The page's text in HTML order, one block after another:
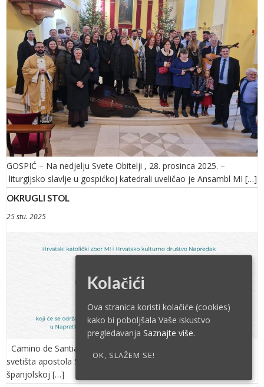
GOSPIĆ – Na nedjelju Svete Obitelji , 28. prosinca 2025. –
liturgijsko slavlje u gospićkoj katedrali uveličao je Ansambl MI […]
OKRUGLI STOL
25 stu. 2025
Camino de Santiago, drevna mreža hodočašća koja vode do
svetišta apostola Svetog Jakova u Santiago de Compostela u
španjolskoj […]
Kolačići
Ova stranica koristi kolačiće (cookies)
kako bi poboljšala Vaše iskustvo
pregledavanja Saznajte više.
OK, SLAŽEM SE!